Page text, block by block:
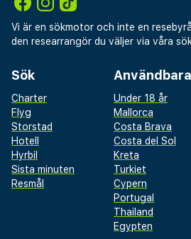
Vi är en sökmotor och inte en
den researrangör du väljer via våra
Sök
Charter
Flyg
Storstad
Hotell
Hyrbil
Sista minuten
Resmål
Under 18 år
Mallorca
Costa Brava
Costa del Sol
Kreta
Turkiet
Cypern
Portugal
Thailand
Egypten